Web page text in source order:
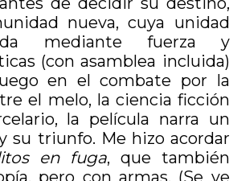
nueva, cuya unidad
mediante fuerza y
(con asamblea incluida)
en el combate por la
el melo, la ciencia ficción
la película narra un
su triunfo. Me hizo acordar
en fuga, que también
pero con armas. (Se ve